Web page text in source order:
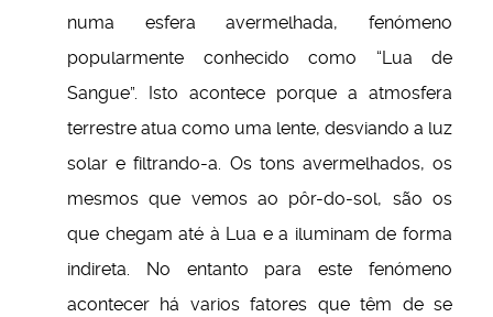
numa esfera avermelhada, fenómeno
popularmente conhecido como “Lua de
Sangue”. Isto acontece porque a atmosfera
terrestre atua como uma lente, desviando a luz
solar e filtrando-a. Os tons avermelhados, os
mesmos que vemos ao pôr-do-sol, são os
que chegam até à Lua e a iluminam de forma
indireta. No entanto para este fenómeno
acontecer há varios fatores que têm de se